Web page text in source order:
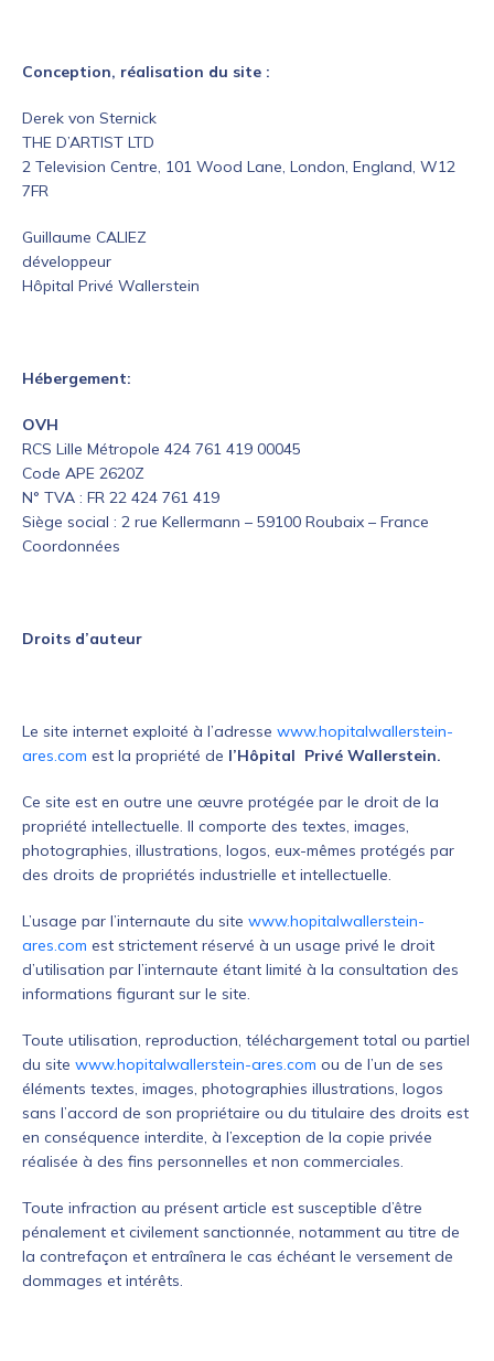
Conception, réalisation du site :
Derek von Sternick
THE D’ARTIST LTD
2 Television Centre, 101 Wood Lane, London, England, W12
7FR
Guillaume CALIEZ
développeur
Hôpital Privé Wallerstein
Hébergement:
OVH
RCS Lille Métropole 424 761 419 00045
Code APE 2620Z
N° TVA : FR 22 424 761 419
Siège social : 2 rue Kellermann – 59100 Roubaix – France
Coordonnées
Droits d’auteur
Le site internet exploité à l’adresse www.hopitalwallerstein-
ares.com est la propriété de l’Hôpital Privé Wallerstein.
Ce site est en outre une œuvre protégée par le droit de la
propriété intellectuelle. Il comporte des textes, images,
photographies, illustrations, logos, eux-mêmes protégés par
des droits de propriétés industrielle et intellectuelle.
L’usage par l’internaute du site www.hopitalwallerstein-
ares.com est strictement réservé à un usage privé le droit
d’utilisation par l’internaute étant limité à la consultation des
informations figurant sur le site.
Toute utilisation, reproduction, téléchargement total ou partiel
du site www.hopitalwallerstein-ares.com ou de l’un de ses
éléments textes, images, photographies illustrations, logos
sans l’accord de son propriétaire ou du titulaire des droits est
en conséquence interdite, à l’exception de la copie privée
réalisée à des fins personnelles et non commerciales.
Toute infraction au présent article est susceptible d’être
pénalement et civilement sanctionnée, notamment au titre de
la contrefaçon et entraînera le cas échéant le versement de
dommages et intérêts.